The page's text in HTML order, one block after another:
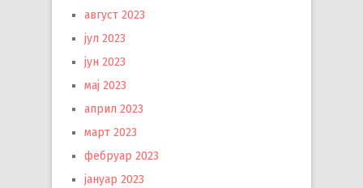
август 2023
јул 2023
јун 2023
мај 2023
април 2023
март 2023
фебруар 2023
јануар 2023